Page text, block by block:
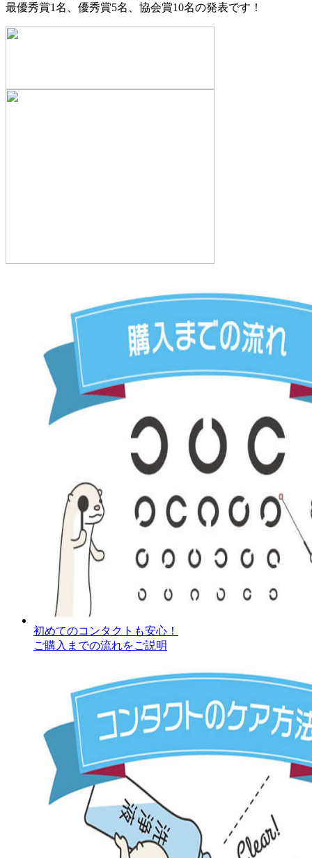
最優秀賞1名、優秀賞5名、協会賞10名の発表です！
初めてのコンタクトも安心！
ご購入までの流れをご説明